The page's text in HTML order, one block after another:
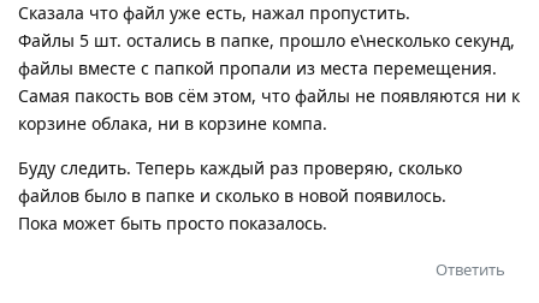
Сказала что файл уже есть, нажал пропустить.
Файлы 5 шт. остались в папке, прошло е\несколько секунд,
файлы вместе с папкой пропали из места перемещения.
Самая пакость вов сём этом, что файлы не появляются ни к
корзине облака, ни в корзине компа.
Буду следить. Теперь каждый раз проверяю, сколько
файлов было в папке и сколько в новой появилось.
Пока может быть просто показалось.
Ответить